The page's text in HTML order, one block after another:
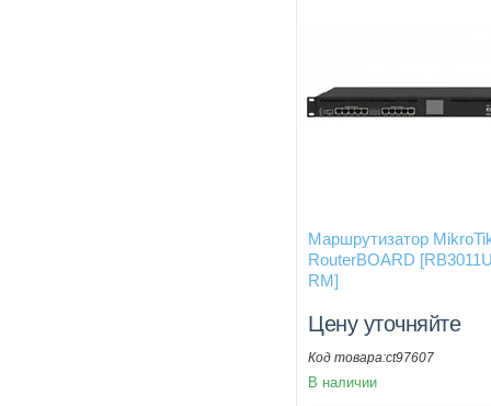
Маршрутизатор
RouterBOARD
RM]
Цену уточняйте
ct97607
В наличии